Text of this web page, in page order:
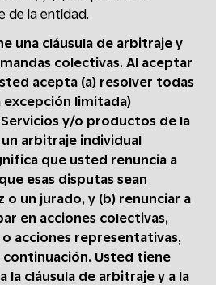
de la entidad.
una cláusula de arbitraje y
colectivas. Al aceptar
acepta (a) resolver todas
excepción limitada)
y/o productos de la
arbitraje individual
que usted renuncia a
esas disputas sean
o un jurado, y (b) renunciar a
en acciones colectivas,
acciones representativas,
continuación. Usted tiene
la cláusula de arbitraje y a la